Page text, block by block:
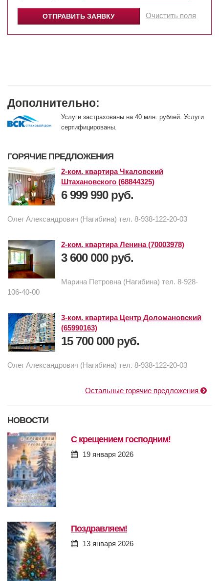
Очистить поля
Дополнительно:
Услуги застрахованы на 40 млн. рублей. Услуги
сертифицированы.
ГОРЯЧИЕ ПРЕДЛОЖЕНИЯ
2-ком. квартира Чкаловский
Штахановского (68844325)
6 999 990 руб.
Олег Александрович (Нагибина) тел. 8-938-122-20-03
2-ком. квартира Ленина (70003978)
3 600 000 руб.
Марина Петровна (Нагибина) тел. 8-928-
106-40-00
3-ком. квартира Центр Доломановский
(65990163)
15 700 000 руб.
Олег Александрович (Нагибина) тел. 8-938-122-20-03
Остальные горячие предложения
НОВОСТИ
с крещением господним!
19 января 2026
поздравляем!
13 января 2026